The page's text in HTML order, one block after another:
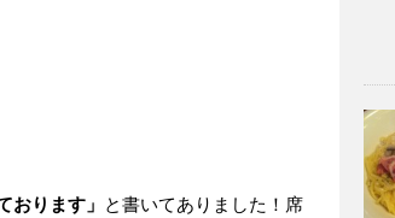
おります」 と書いてありました！席